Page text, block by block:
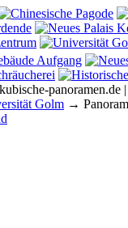
panoramen.de |
Golm →